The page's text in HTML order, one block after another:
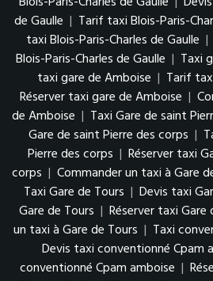
de Gaulle | Tarif taxi Blois-Paris-
taxi Blois-Paris-Charles de Gaulle |
Blois-Paris-Charles de Gaulle | Taxi
taxi gare de Amboise | Tarif
Réserver taxi gare de Amboise |
de Amboise | Taxi Gare de saint
Gare de saint Pierre des corps |
Pierre des corps | Réserver taxi
corps | Commander un taxi à Gare
Taxi Gare de Tours | Devis taxi
Gare de Tours | Réserver taxi Gare
un taxi à Gare de Tours | Taxi
Devis taxi conventionné Cpam
conventionné Cpam amboise |